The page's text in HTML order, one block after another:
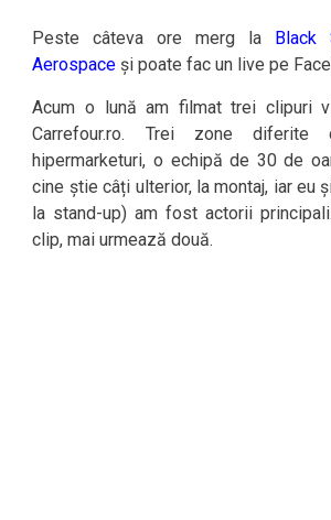
Peste câteva ore merg la Black
Aerospace și poate fac un live pe
Acum o lună am filmat trei clipuri
Carrefour.ro. Trei zone diferite
hipermarketuri, o echipă de 30 de
cine știe câți ulterior, la montaj, iar eu
la stand-up) am fost actorii
clip, mai urmează două.